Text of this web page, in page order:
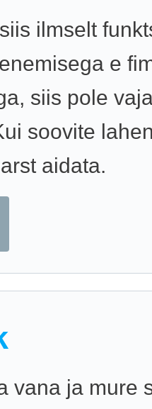
ilmselt
e
siis pole
soovite
aidata.
vana ja mure